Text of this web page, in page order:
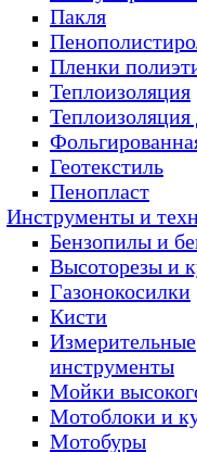
Пакля
Пленки
Теплоизоляция
Теплоизоляция
Геотекстиль
Пенопласт
Инструменты и
Бензопилы и
Высоторезы и
Газонокосилки
Кисти
Измерительные
инструменты
Мойки
Мотоблоки и
Мотобуры